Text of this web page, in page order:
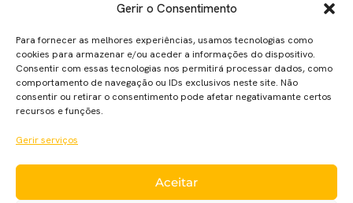
Gerir o Consentimento
Para fornecer as melhores experiências, usamos tecnologias como
cookies para armazenar e/ou aceder a informações do dispositivo.
Consentir com essas tecnologias nos permitirá processar dados, como
comportamento de navegação ou IDs exclusivos neste site. Não
consentir ou retirar o consentimento pode afetar negativamante certos
recursos e funções.
Gerir serviços
Aceitar
Artistas em expansão. Um quarteto (de atores e
personagens) improvável. E um tenso thriller de crime